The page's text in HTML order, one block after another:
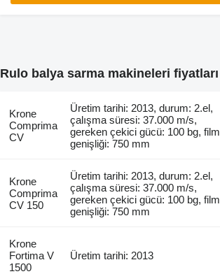
Rulo balya sarma makineleri fiyatları
Krone
Comprima
CV
Üretim tarihi: 2013, durum: 2.el,
çalışma süresi: 37.000 m/s,
gereken çekici gücü: 100 bg, film
genişliği: 750 mm
Krone
Comprima
CV 150
Üretim tarihi: 2013, durum: 2.el,
çalışma süresi: 37.000 m/s,
gereken çekici gücü: 100 bg, film
genişliği: 750 mm
Krone
Fortima V
1500
Üretim tarihi: 2013